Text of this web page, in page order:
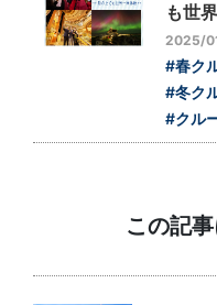
も世
2025/
#春ク
#冬ク
#クル
この記